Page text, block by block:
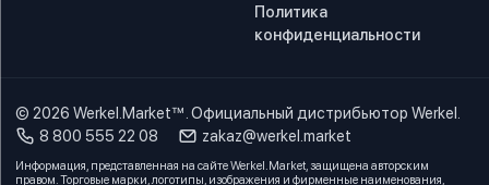
Политика
конфиденциальности
© 2026Werkel.Market™ . Официальный дистрибьютор Werkel.
8 800 555 22 08
zakaz@werkel.market
Информация, представленная на сайте Werkel.Market, защищена авторским
правом. Торговые марки, логотипы, изображения и фирменные наименования,